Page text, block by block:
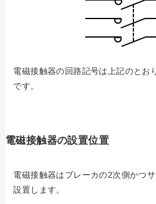
電磁接触器の回路記号は上記のとお
です。
電磁接触器の設置位置
電磁接触器はブレーカの2次側かつ
設置します。